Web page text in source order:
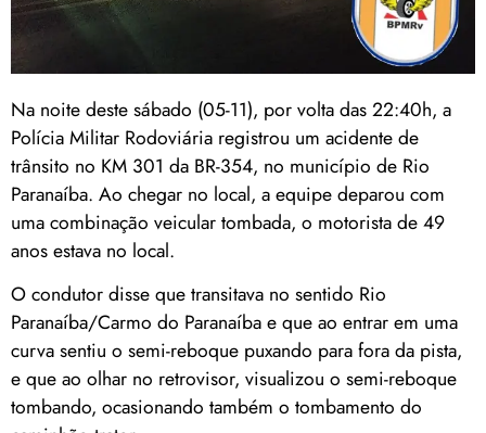
Na noite deste sábado (05-11), por volta das 22:40h, a
Polícia Militar Rodoviária registrou um acidente de
trânsito no KM 301 da BR-354, no município de Rio
Paranaíba. Ao chegar no local, a equipe deparou com
uma combinação veicular tombada, o motorista de 49
anos estava no local.
O condutor disse que transitava no sentido Rio
Paranaíba/Carmo do Paranaíba e que ao entrar em uma
curva sentiu o semi-reboque puxando para fora da pista,
e que ao olhar no retrovisor, visualizou o semi-reboque
tombando, ocasionando também o tombamento do